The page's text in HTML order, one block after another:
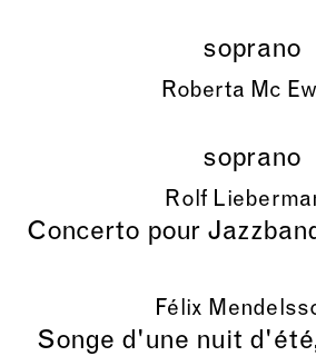
soprano
Roberta Mc
soprano
Rolf
Concerto pour
Félix
Songe d'une nuit